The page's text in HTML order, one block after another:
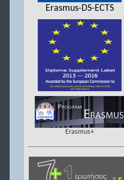
Erasmus-DS-ECTS
Erasmus+